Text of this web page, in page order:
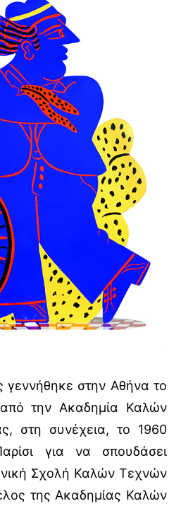
στην Αθήνα το
την Ακαδημία Καλών
στη συνέχεια, το 1960
για να σπουδάσει
Σχολή Καλών Τεχνών
της Ακαδημίας Καλών